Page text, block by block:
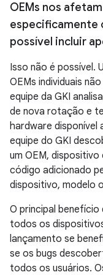
OEMs nos
especificamente
possível incluir
Isso não é possível.
OEMs individuais
equipe da GKI
de nova rotação e
hardware disponível
equipe do GKI
um OEM,
código adicionado
dispositivo, modelo
O principal benefício
todos os
lançamento se
se os bugs
todos os usuários.